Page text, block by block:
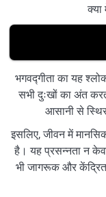
क्या
भगवद्गीता का यह
सभी दुःखों का अंत
आसानी से स्थिर
इसलिए, जीवन में
है। यह प्रसन्नता न
भी जागरूक और केंद्रित